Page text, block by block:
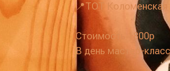
📍ТОТ Коломенская
Стоимость 1800р
В день мастер-